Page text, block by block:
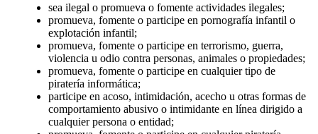
sea ilegal o promueva o fomente actividades ilegales;
promueva, fomente o participe en pornografía infantil o
explotación infantil;
promueva, fomente o participe en terrorismo, guerra,
violencia u odio contra personas, animales o propiedades;
promueva, fomente o participe en cualquier tipo de
piratería informática;
participe en acoso, intimidación, acecho u otras formas de
comportamiento abusivo o intimidante en línea dirigido a
cualquier persona o entidad;